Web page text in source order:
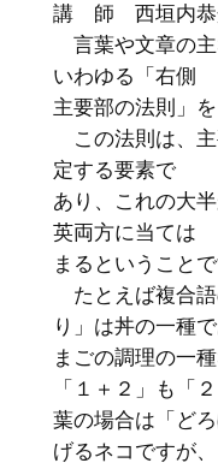
講 師 西垣内恭
言葉や文章の主
いわゆる「右側
主要部の法則」
この法則は、
定する要素で
あり、これの大
英両方に当ては
まるということで
たとえば複合
り」は丼の一種
まごの調理の一
「１＋２」も「
葉の場合は「ど
げるネコですが